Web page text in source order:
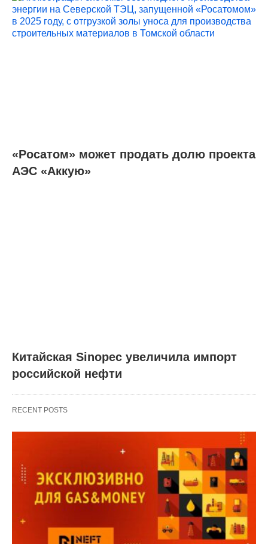
«Росатом» может продать долю проекта
АЭС «Аккую»
Китайская Sinopec увеличила импорт
российской нефти
RECENT POSTS